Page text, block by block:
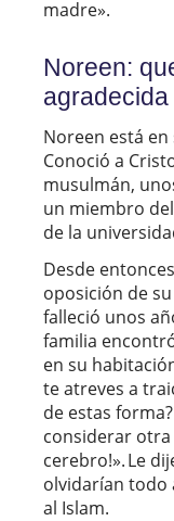
madre».
Noreen:
agradecida
Noreen está
Conoció a
musulmán,
un miembro
de la
Desde
oposición de
falleció unos
familia
en su
te atreves a
de estas
considerar otra
cerebro!». Le
olvidarían todo
al Islam.